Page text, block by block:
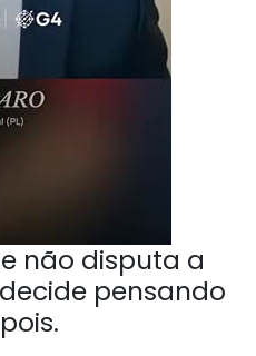
não disputa a
pensando